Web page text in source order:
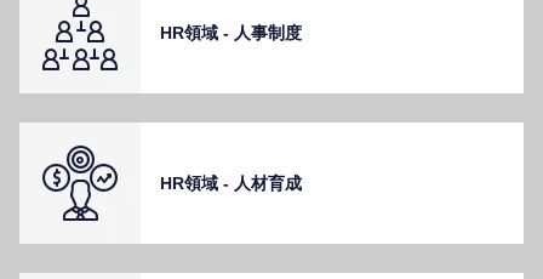
HR領域 - ⼈事制度
HR領域 - ⼈材育成